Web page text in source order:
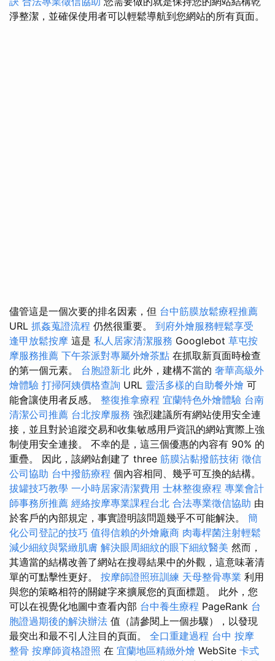
淨整潔，並確保使用者可以輕鬆導航到您網站的所有頁面。
儘管這是一個次要的排名因素，但 台中筋膜放鬆療程推薦
URL 抓姦蒐證流程 仍然很重要。 到府外燴服務輕鬆享受
逢甲放鬆按摩 這是 私人居家清潔服務 Googlebot 草屯按
摩服務推薦 下午茶派對專屬外燴茶點 在抓取新頁面時檢查
的第一個元素。 台胞證新北 此外，建構不當的 奢華高級外
燴體驗 打掃阿姨價格查詢 URL 靈活多樣的自助餐外燴 可
能會讓使用者反感。 整復推拿療程 宜蘭特色外燴體驗 台南
清潔公司推薦 台北按摩服務 強烈建議所有網站使用安全連
接，並且對於追蹤交易和收集敏感用戶資訊的網站實際上強
制使用安全連接。 不幸的是，這三個優惠的內容有 90% 的
重疊。 因此，該網站創建了 three 筋膜沾黏撥筋技術 徵信
公司協助 台中撥筋療程 個內容相同、幾乎可互換的結構。
拔罐技巧教學 一小時居家清潔費用 士林整復療程 專業會計
師事務所推薦 經絡按摩專業課程台北 合法專業徵信協助 由
於客戶的內部規定，事實證明該問題幾乎不可能解決。 簡
化公司登記的技巧 值得信賴的外燴廠商 肉毒桿菌注射輕鬆
減少細紋與緊緻肌膚 解決眼周細紋的眼下細紋醫美 然而，
其適當的結構改善了網站在搜尋結果中的外觀，這意味著清
單的可點擊性更好。 按摩師證照班訓練 天母整骨專業 利用
與您的策略相符的關鍵字來擴展您的頁面標題。 此外，您
可以在視覺化地圖中查看內部 台中養生療程 PageRank 台
胞證過期後的解決辦法 值（請參閱上一個步驟），以發現
最突出和最不引人注目的頁面。 全口重建過程 台中 按摩
整骨 按摩師資格證照 在 宜蘭地區精緻外燴 WebSite 卡式